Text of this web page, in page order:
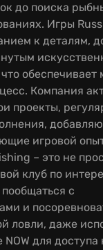
до поиска
Игры
к деталям,
обеспечивает
Компания
проекты,
игровой
– это не
клуб по
с
и
ловли, даже
для